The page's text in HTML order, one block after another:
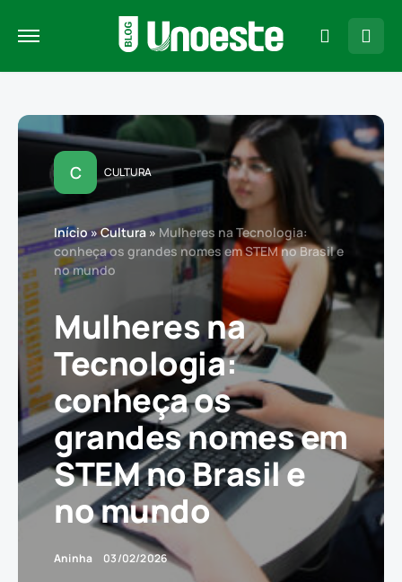
C CULTURA
Início»Cultura » Mulheres na Tecnologia:
conheça os grandes nomes em STEM no Brasil e
no mundo
Mulheres na
Tecnologia:
conheça os
grandes nomes em
STEM no Brasil e
no mundo
Aninha 03/02/2026